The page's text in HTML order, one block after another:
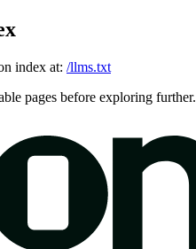
index at: /llms.txt
pages before exploring further.